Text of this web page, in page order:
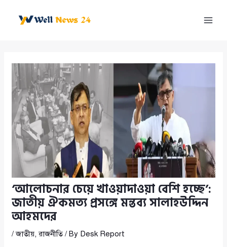
‘আলোচনার চেয়ে খাওয়াদাওয়া বেশি হচ্ছে’:
জাতীয় ঐকমত্য প্রসঙ্গে মন্তব্য সালাহউদ্দিন
আহমদের
/জাতীয়,রাজনীতি/ By Desk Report